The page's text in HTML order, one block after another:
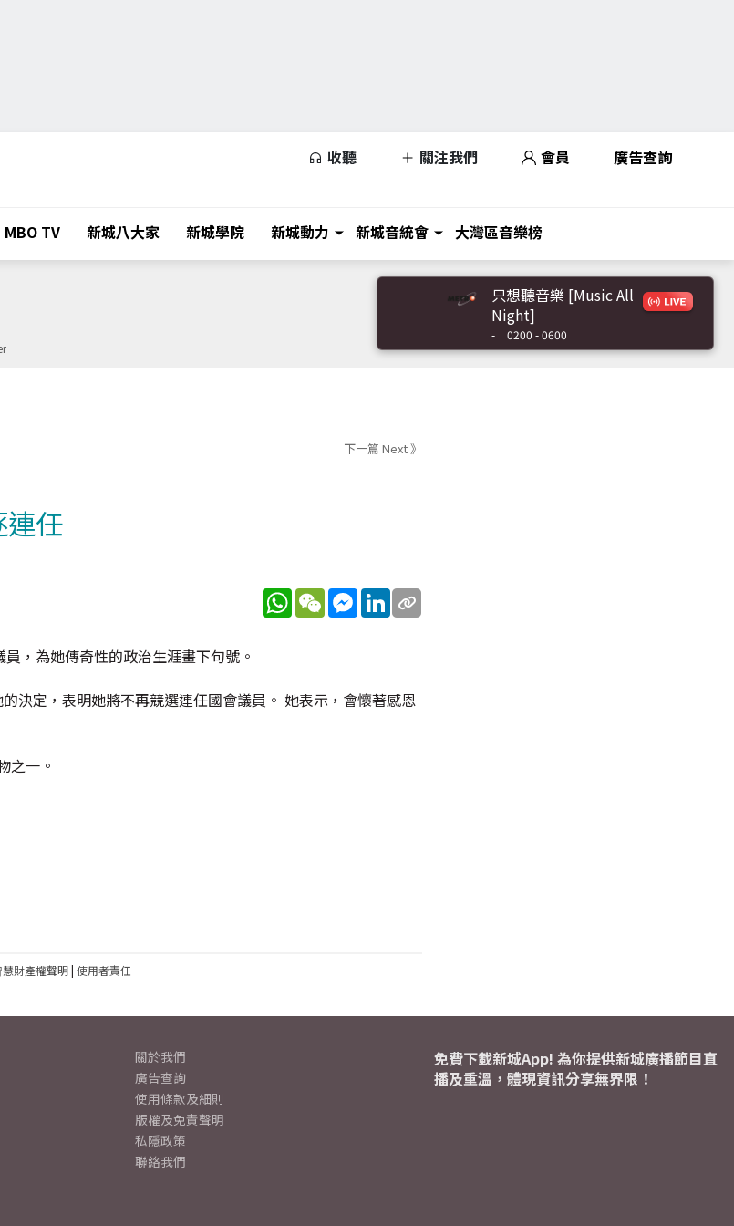
收聽 關注我們 會員 廣告查詢
MBO TV 新城八大家 新城學院 新城動力 新城音統會 大灣區音樂榜
只想聽音樂 [Music All
Night]
- 0200 - 0600
下一篇 Next 》
任
WhatsApp
WeChatMessenger
LinkedIn
，為她傳奇性的政治生涯畫下句號。
決定，表明她將不再競選連任國會議員。 她表示，會懷著感恩
之一。
慧財產權聲明| 使用者責任
關於我們
廣告查詢
使用條款及細則
版權及免責聲明
私隱政策
聯絡我們
免費下載新城App! 為你提供新城廣播節目直
播及重溫，體現資訊分享無界限！